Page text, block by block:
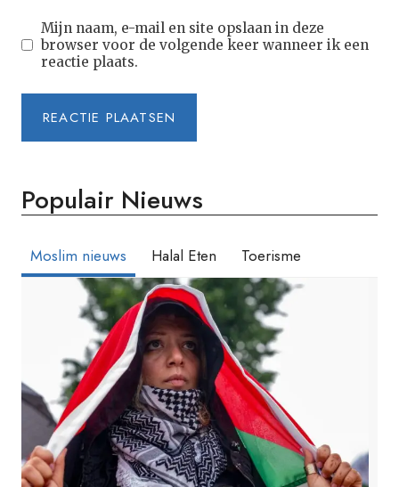
Mijn naam, e-mail en site opslaan in deze
browser voor de volgende keer wanneer ik een
reactie plaats.
Populair Nieuws
Moslim nieuws Halal Eten Toerisme